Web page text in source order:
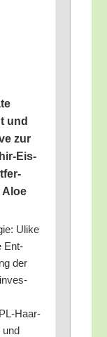
und
zur
Eis­
Aloe
Ulike
Ent­
der
inves­
Haar­
und